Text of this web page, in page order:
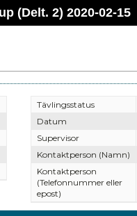
(Delt. 2) 2020-02-15
Tävlingsstatus
Datum
Supervisor
Kontaktperson (Namn)
Kontaktperson
(Telefonnummer eller
epost)